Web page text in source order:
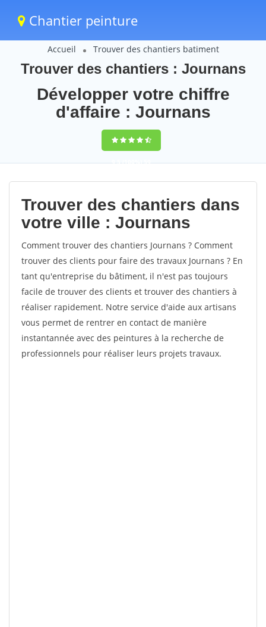
Chantier peinture
Accueil Trouver des chantiers batiment
Trouver des chantiers : Journans
Développer votre chiffre
d'affaire : Journans
9,5(100%)59
votes
Trouver des chantiers dans
votre ville : Journans
Comment trouver des chantiers Journans ? Comment
trouver des clients pour faire des travaux Journans ? En
tant qu'entreprise du bâtiment, il n'est pas toujours
facile de trouver des clients et trouver des chantiers à
réaliser rapidement. Notre service d'aide aux artisans
vous permet de rentrer en contact de manière
instantannée avec des peintures à la recherche de
professionnels pour réaliser leurs projets travaux.